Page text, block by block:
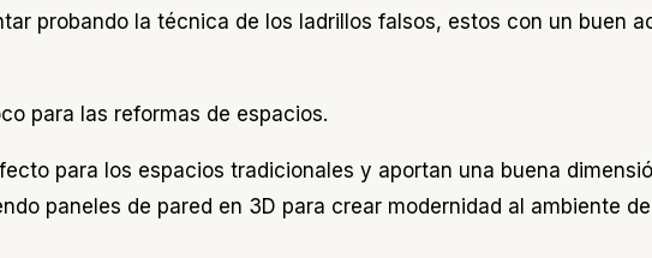
probando la técnica de los ladrillos falsos, estos con un buen
para las reformas de espacios.
para los espacios tradicionales y aportan una buena
paneles de pared en 3D para crear modernidad al ambiente